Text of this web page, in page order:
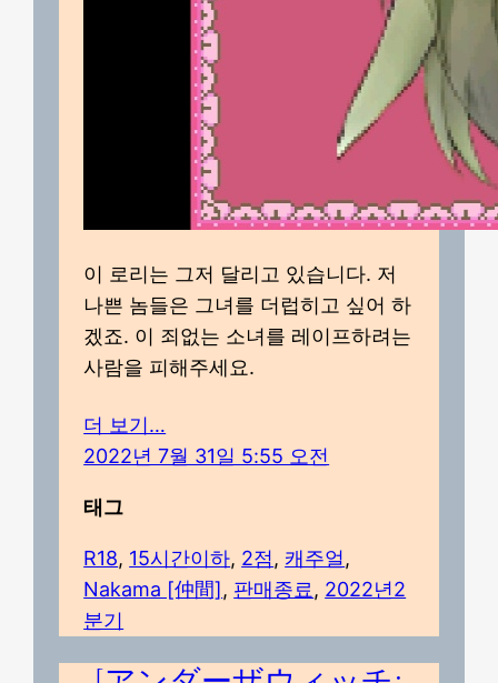
이 로리는 그저 달리고 있습니다. 저
나쁜 놈들은 그녀를 더럽히고 싶어 하
겠죠. 이 죄없는 소녀를 레이프하려는
사람을 피해주세요.
더 보기…
2022년 7월 31일 5:55 오전
태그
R18, 15시간이하, 2점, 캐주얼
Nakama [仲間], 판매종료, 2022년2
분기